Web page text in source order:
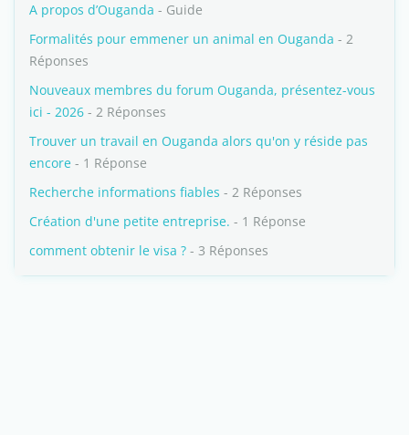
A propos d’Ouganda - Guide
Formalités pour emmener un animal en Ouganda - 2
Réponses
Nouveaux membres du forum Ouganda, présentez-vous
ici - 2026 - 2 Réponses
Trouver un travail en Ouganda alors qu'on y réside pas
encore - 1 Réponse
Recherche informations fiables - 2 Réponses
Création d'une petite entreprise. - 1 Réponse
comment obtenir le visa ? - 3 Réponses